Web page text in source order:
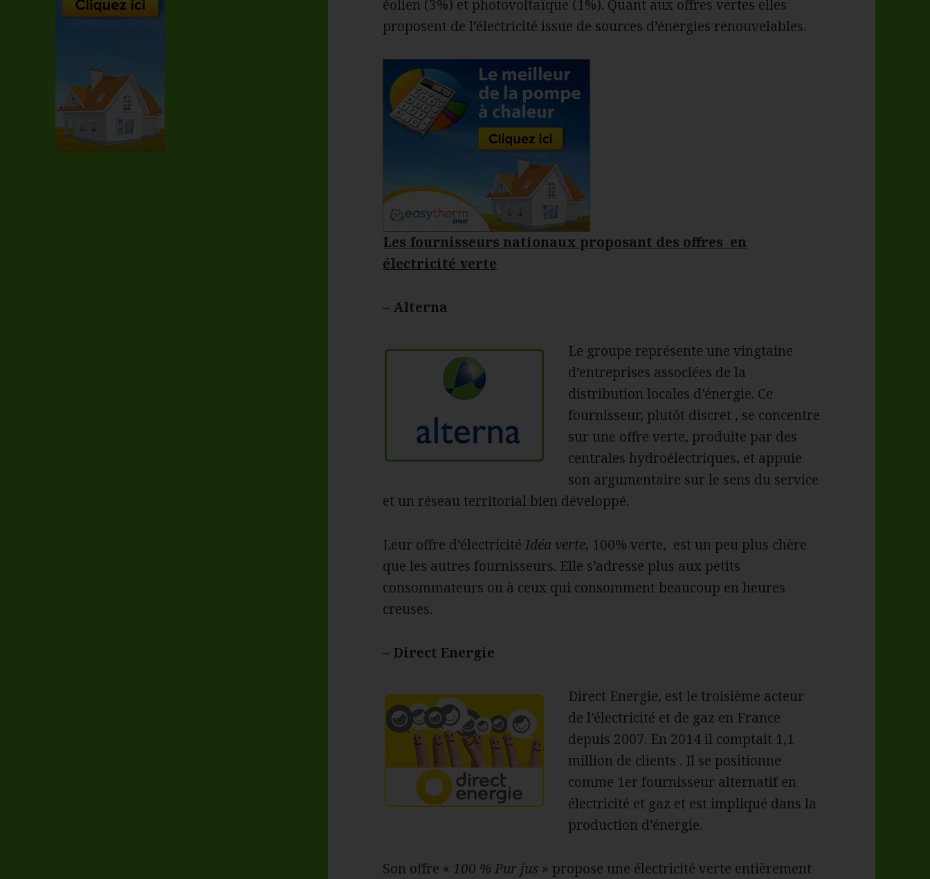
éolien (3%) et photovoltaïque (1%). Quant aux offres vertes elles
proposent de l’électricité issue de sources d’énergies renouvelables.
Les fournisseurs nationaux proposant des offres en
électricité verte
– Alterna
Le groupe représente une vingtaine
d’entreprises associées de la
distribution locales d’énergie. Ce
fournisseur, plutôt discret , se concentre
sur une offre verte, produite par des
centrales hydroélectriques, et appuie
son argumentaire sur le sens du service
et un réseau territorial bien développé.
Leur offre d’électricitéIdéa verte, 100% verte, est un peu plus chère
que les autres fournisseurs. Elle s’adresse plus aux petits
consommateurs ou à ceux qui consomment beaucoup en heures
creuses.
– Direct Energie
Direct Energie, est le troisième acteur
de l’électricité et de gaz en France
depuis 2007. En 2014 il comptait 1,1
million de clients . Il se positionne
comme 1er fournisseur alternatif en
électricité et gaz et est impliqué dans la
production d’énergie.
Son offre « 100 % Pur jus » propose une électricité verte entièrement